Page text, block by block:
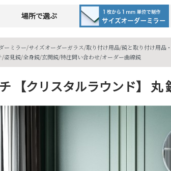
場所で選ぶ
ーミラー/サイズオーダーガラス/取り付け用品/鏡と取り付け用品
/姿見鏡/全身鏡/玄関鏡/特注問い合わせ/オーダー曲線鏡
【クリスタルラウンド】 丸